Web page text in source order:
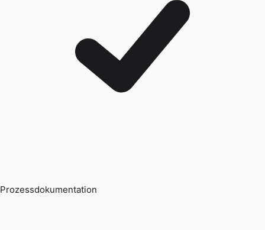
Prozessdokumentation